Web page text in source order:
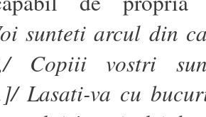
sunteti arcul din
Copiii vostri
Lasati-va cu